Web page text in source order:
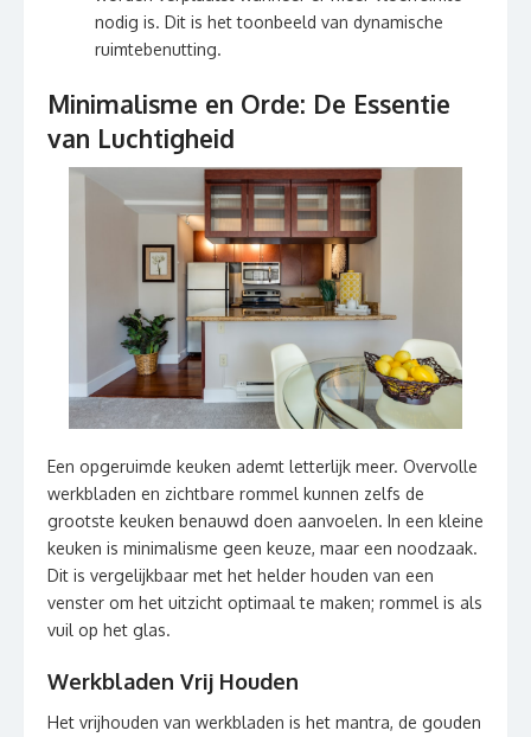
nodig is. Dit is het toonbeeld van dynamische
ruimtebenutting.
Minimalisme en Orde: De Essentie
van Luchtigheid
Een opgeruimde keuken ademt letterlijk meer. Overvolle
werkbladen en zichtbare rommel kunnen zelfs de
grootste keuken benauwd doen aanvoelen. In een kleine
keuken is minimalisme geen keuze, maar een noodzaak.
Dit is vergelijkbaar met het helder houden van een
venster om het uitzicht optimaal te maken; rommel is als
vuil op het glas.
Werkbladen Vrij Houden
Het vrijhouden van werkbladen is het mantra, de gouden